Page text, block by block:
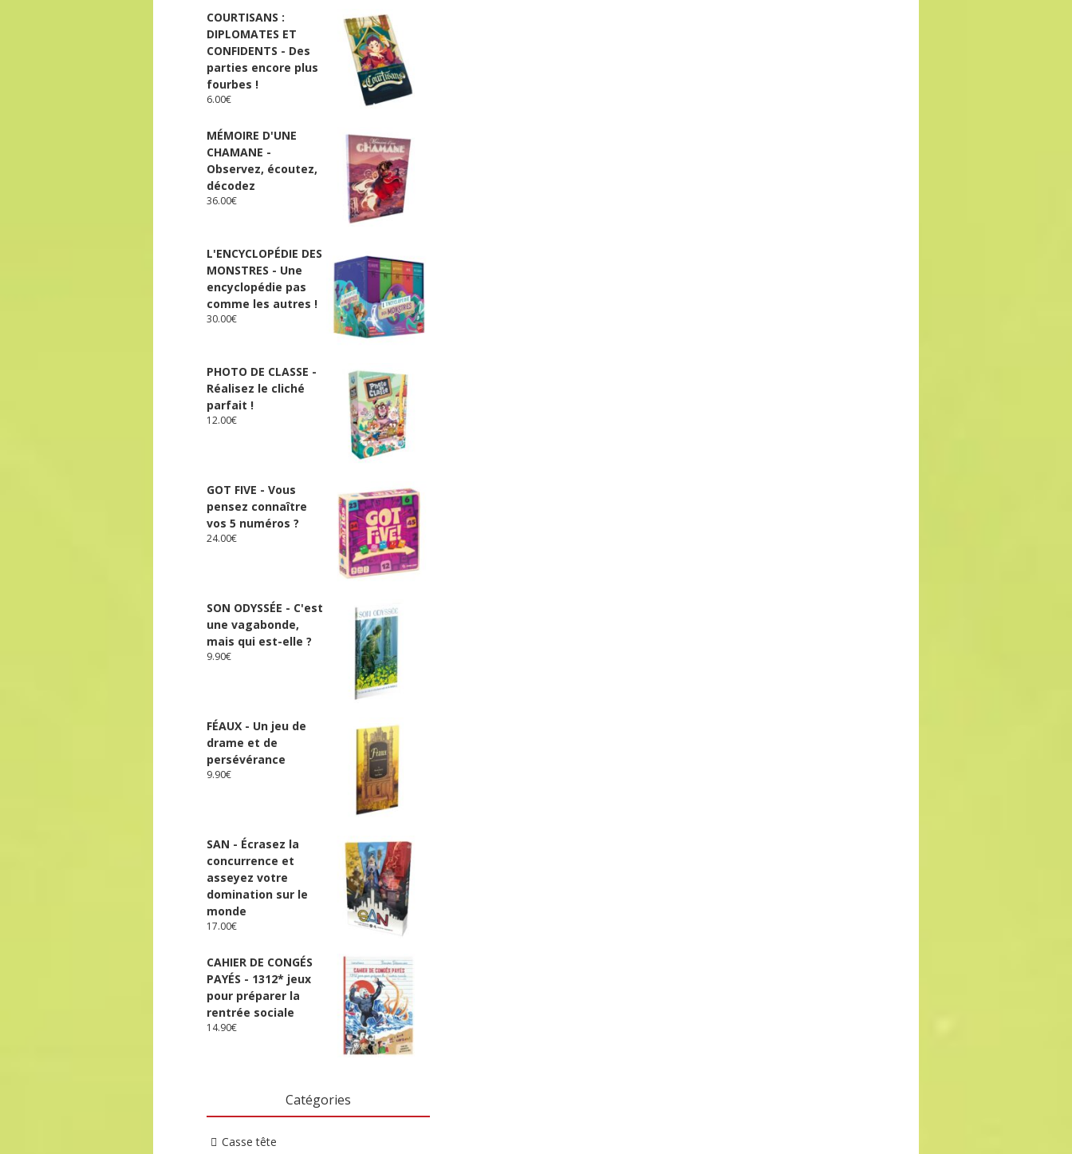
COURTISANS :
DIPLOMATES ET
CONFIDENTS - Des
parties encore plus
fourbes !
6.00€
MÉMOIRE D'UNE
CHAMANE -
Observez, écoutez,
décodez
36.00€
L'ENCYCLOPÉDIE DES
MONSTRES - Une
encyclopédie pas
comme les autres !
30.00€
PHOTO DE CLASSE -
Réalisez le cliché
parfait !
12.00€
GOT FIVE - Vous
pensez connaître
vos 5 numéros ?
24.00€
SON ODYSSÉE - C'est
une vagabonde,
mais qui est-elle ?
9.90€
FÉAUX - Un jeu de
drame et de
persévérance
9.90€
SAN - Écrasez la
concurrence et
asseyez votre
domination sur le
monde
17.00€
CAHIER DE CONGÉS
PAYÉS - 1312* jeux
pour préparer la
rentrée sociale
14.90€
Catégories
Casse tête